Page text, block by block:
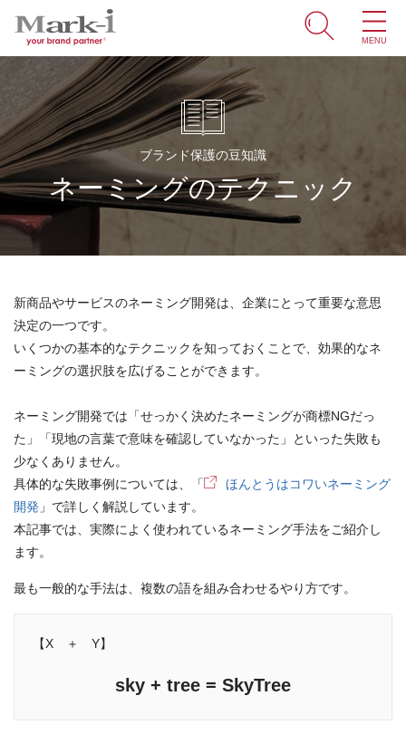
MENU
ホーム
サービス
取引事例
商標・ブランドの豆知識
知財情報
ENGLISH
ブランド保護の豆知識
ネーミングのテクニック
新商品やサービスのネーミング開発は、企業にとって重要な意思
決定の一つです。
いくつかの基本的なテクニックを知っておくことで、効果的なネ
ーミングの選択肢を広げることができます。
ネーミング開発では「せっかく決めたネーミングが商標NGだっ
た」「現地の言葉で意味を確認していなかった」といった失敗も
少なくありません。
具体的な失敗事例については、「
ほんとうはコワいネーミング
開発 」で詳しく解説しています。
本記事では、実際によく使われているネーミング手法をご紹介し
ます。
最も一般的な手法は、複数の語を組み合わせるやり方です。
【X ＋ Y】
sky + tree = SkyTree